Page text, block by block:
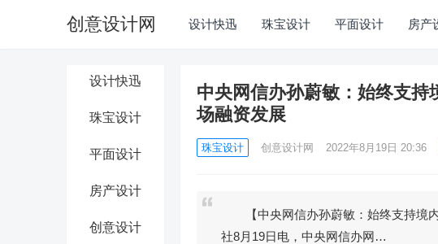
创意设计网 设计快迅 珠宝设计 平面设计 房产
设计快迅
珠宝设计
平面设计
房产设计
创意设计
中央网信办孙蔚敏：始终支
场融资发展
珠宝设计 创意设计网 2022年8月19日 20:36
【中央网信办孙蔚敏：始终支持境内
社8月19日电，中央网信办网…